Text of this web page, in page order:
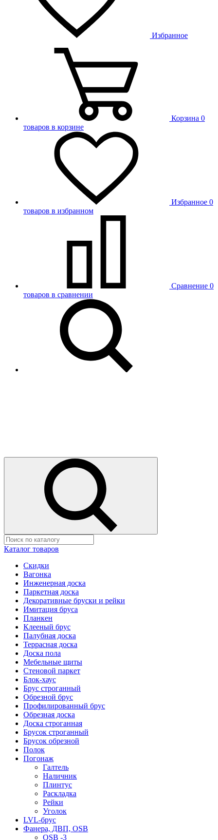
Избранное
Корзина 0
товаров в корзине
Избранное 0
товаров в избранном
Сравнение 0
товаров в сравнении
Каталог товаров
Скидки
Вагонка
Инженерная доска
Паркетная доска
Декоративные бруски и рейки
Имитация бруса
Планкен
Клееный брус
Палубная доска
Террасная доска
Доска пола
Мебельные щиты
Стеновой паркет
Блок-хаус
Брус строганный
Обрезной брус
Профилированный брус
Обрезная доска
Доска строганная
Брусок строганный
Брусок обрезной
Полок
Погонаж
Галтель
Наличник
Плинтус
Раскладка
Рейки
Уголок
LVL-брус
Фанера, ДВП, OSB
OSB -3